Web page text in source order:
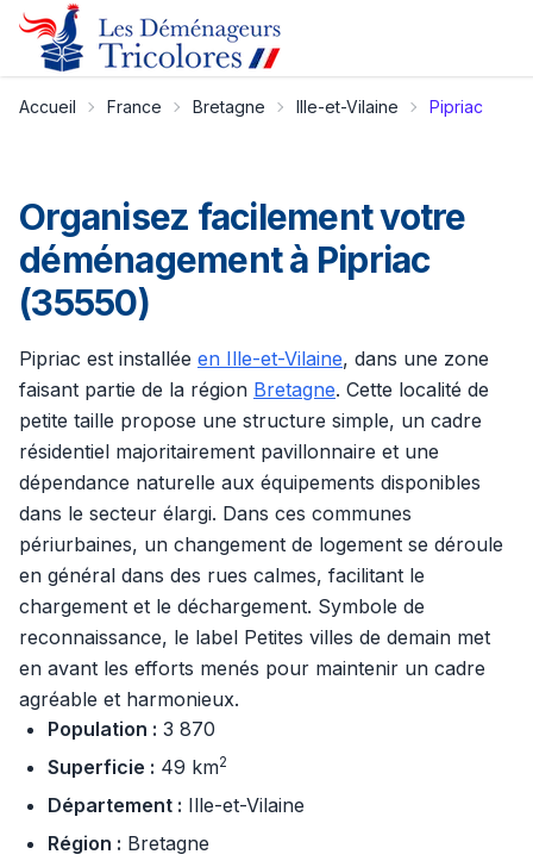
Accueil France Bretagne Ille-et-Vilaine Pipriac
Organisez facilement votre
déménagement à Pipriac
(35550)
Pipriac est installée en Ille-et-Vilaine, dans une zone
faisant partie de la région Bretagne. Cette localité de
petite taille propose une structure simple, un cadre
résidentiel majoritairement pavillonnaire et une
dépendance naturelle aux équipements disponibles
dans le secteur élargi. Dans ces communes
périurbaines, un changement de logement se déroule
en général dans des rues calmes, facilitant le
chargement et le déchargement. Symbole de
reconnaissance, le label Petites villes de demain met
en avant les efforts menés pour maintenir un cadre
agréable et harmonieux.
Population : 3 870
Superficie : 49 km2
Département : Ille-et-Vilaine
Région : Bretagne